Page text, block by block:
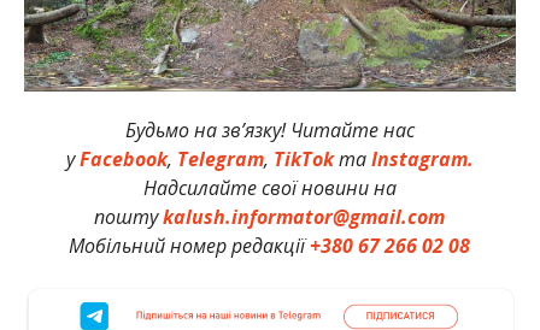
Будьмо на зв’язку! Читайте нас
уFacebook, Telegram, TikTokтаInstagram.
Надсилайте свої новини на
поштуkalush.informator@gmail.com
Мобільний номер редакції+380 67 266 02 08